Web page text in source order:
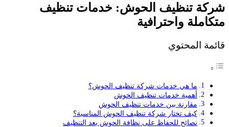
شركة تنظيف الحوش: خدمات تنظيف
متكاملة واحترافية
قائمة المحتوي
ما هي خدمات شركة تنظيف الحوش؟
أهمية خدمات تنظيف الحوش
مقارنة بين خدمات تنظيف الحوش
كيف تختار شركة تنظيف الحوش المناسبة؟
نصائح للحفاظ على نظافة الحوش بعد التنظيف